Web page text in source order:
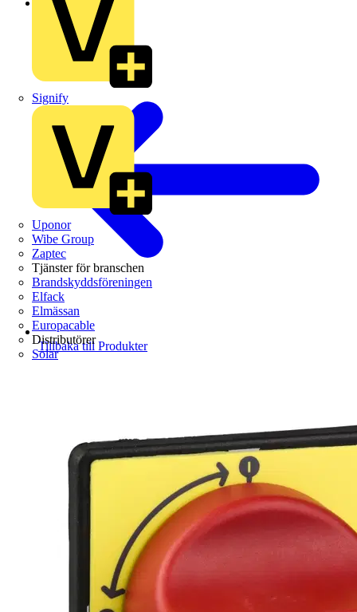
Signify
Uponor
Wibe Group
Zaptec
Tjänster för branschen
Brandskyddsföreningen
Elfack
Elmässan
Europacable
Distributörer
Solar
Tillbaka till Produkter